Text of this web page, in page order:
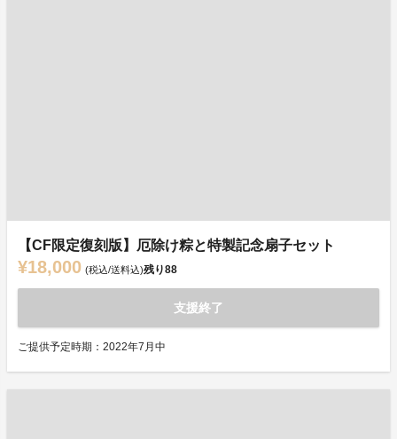
【CF限定復刻版】厄除け粽と特製記念扇子セット
¥18,000 (税込/送料込)残り88
支援終了
ご提供予定時期：2022年7月中